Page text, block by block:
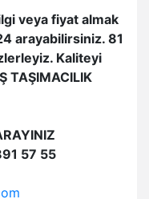
veya fiyat almak
arayabilirsiniz. 81
Kaliteyi
TAŞIMACILIK
57 55